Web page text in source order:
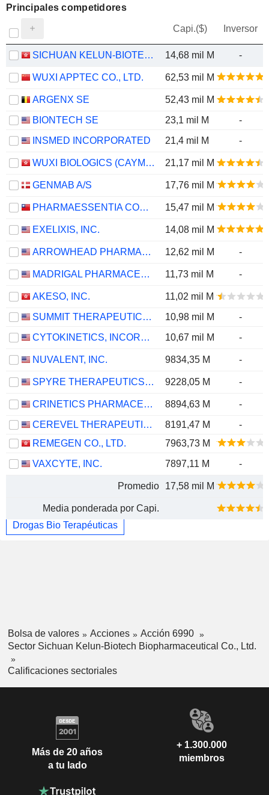
Principales competidores
Capi.($) Inversor
SICHUAN KELUN-BIOTECH BIOPHARMACEUTICAL CO., LTD. 14,68 mil M -
WUXI APPTEC CO., LTD. 62,53 mil M
ARGENX SE
52,43 mil M
BIONTECH SE
23,1 mil M
-
INSMED INCORPORATED
21,4 mil M -
WUXI BIOLOGICS (CAYMAN) INC. 21,17 mil M
GENMAB A/S 17,76 mil M
PHARMAESSENTIA CORPORATION 15,47 mil M
EXELIXIS, INC. 14,08 mil M
ARROWHEAD PHARMACEUTICALS, INC. 12,62 mil M -
MADRIGAL PHARMACEUTICALS, INC. 11,73 mil M -
AKESO, INC.
11,02 mil M
SUMMIT THERAPEUTICS INC.
10,98 mil M
-
CYTOKINETICS, INCORPORATED
10,67 mil M -
NUVALENT, INC. 9834,35 M -
SPYRE THERAPEUTICS, INC. 9228,05 M -
CRINETICS PHARMACEUTICALS, INC. 8894,63 M
-
CEREVEL THERAPEUTICS HOLDINGS, INC.
8191,47 M
-
REMEGEN CO., LTD.
7963,73 M
VAXCYTE, INC.
7897,11 M -
Promedio 17,58 mil M
Media ponderada por Capi.
Drogas Bio Terapéuticas
Bolsa de valores Acciones
Acción 6990
Sector Sichuan Kelun-Biotech Biopharmaceutical Co., Ltd.
Calificaciones sectoriales
Más de 20 años
a tu lado
+ 1.300.000
miembros